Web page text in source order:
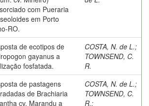
com Pueraria
em Porto
RO.
de ecotipos de
gayanus a
fosfatada.
COSTA, N. de L.;
TOWNSEND, C.
R.
de pastagens
de Brachiaria
cv. Marandu a
COSTA, N. de L.;
TOWNSEND, C.
R.;